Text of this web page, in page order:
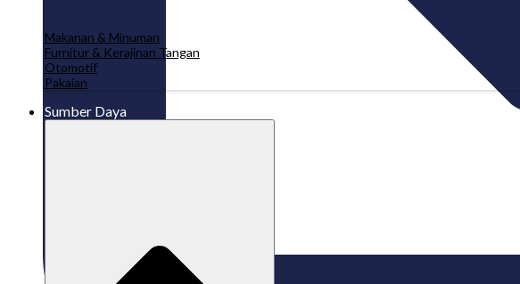
Makanan & Minuman
Furnitur & Kerajinan Tangan
Otomotif
Pakaian
Sumber Daya